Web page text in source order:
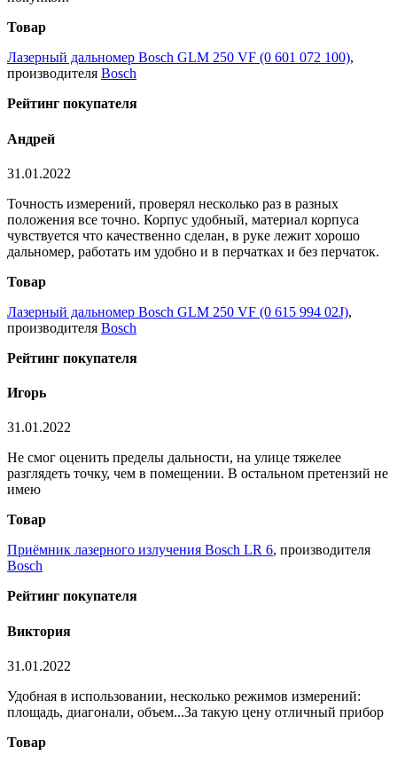
Товар
Лазерный дальномер Bosch GLM 250 VF (0 601 072 100),
производителя Bosch
Рейтинг покупателя
Андрей
31.01.2022
Точность измерений, проверял несколько раз в разных
положения все точно. Корпус удобный, материал корпуса
чувствуется что качественно сделан, в руке лежит хорошо
дальномер, работать им удобно и в перчатках и без перчаток.
Товар
Лазерный дальномер Bosch GLM 250 VF (0 615 994 02J),
производителя Bosch
Рейтинг покупателя
Игорь
31.01.2022
Не смог оценить пределы дальности, на улице тяжелее
разглядеть точку, чем в помещении. В остальном претензий не
имею
Товар
Приёмник лазерного излучения Bosch LR 6, производителя
Bosch
Рейтинг покупателя
Виктория
31.01.2022
Удобная в использовании, несколько режимов измерений:
площадь, диагонали, объем...За такую цену отличный прибор
Товар